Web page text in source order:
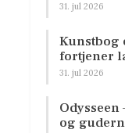
31. jul 2026
Kunstbog
fortjener
31. jul 2026
og